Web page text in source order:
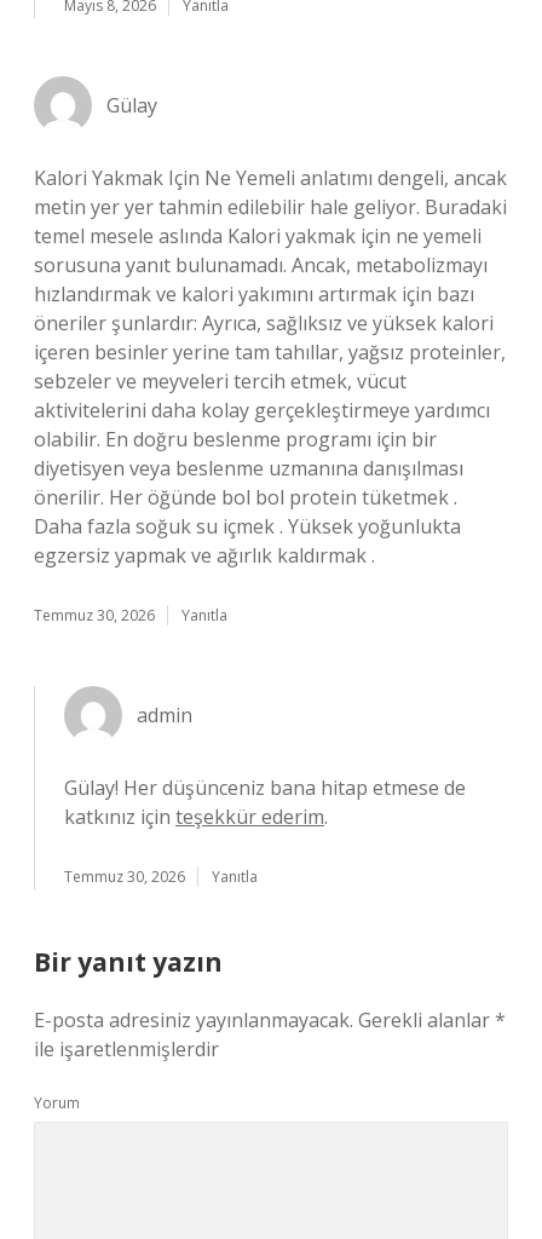
Mayıs 8, 2026 Yanıtla
Gülay
Kalori Yakmak Için Ne Yemeli anlatımı dengeli, ancak
metin yer yer tahmin edilebilir hale geliyor. Buradaki
temel mesele aslında Kalori yakmak için ne yemeli
sorusuna yanıt bulunamadı. Ancak, metabolizmayı
hızlandırmak ve kalori yakımını artırmak için bazı
öneriler şunlardır: Ayrıca, sağlıksız ve yüksek kalori
içeren besinler yerine tam tahıllar, yağsız proteinler,
sebzeler ve meyveleri tercih etmek, vücut
aktivitelerini daha kolay gerçekleştirmeye yardımcı
olabilir. En doğru beslenme programı için bir
diyetisyen veya beslenme uzmanına danışılması
önerilir. Her öğünde bol bol protein tüketmek .
Daha fazla soğuk su içmek . Yüksek yoğunlukta
egzersiz yapmak ve ağırlık kaldırmak .
Temmuz 30, 2026 Yanıtla
admin
Gülay! Her düşünceniz bana hitap etmese de
katkınız için teşekkür ederim.
Temmuz 30, 2026 Yanıtla
Bir yanıt yazın
E-posta adresiniz yayınlanmayacak. Gerekli alanlar*
ile işaretlenmişlerdir
Yorum